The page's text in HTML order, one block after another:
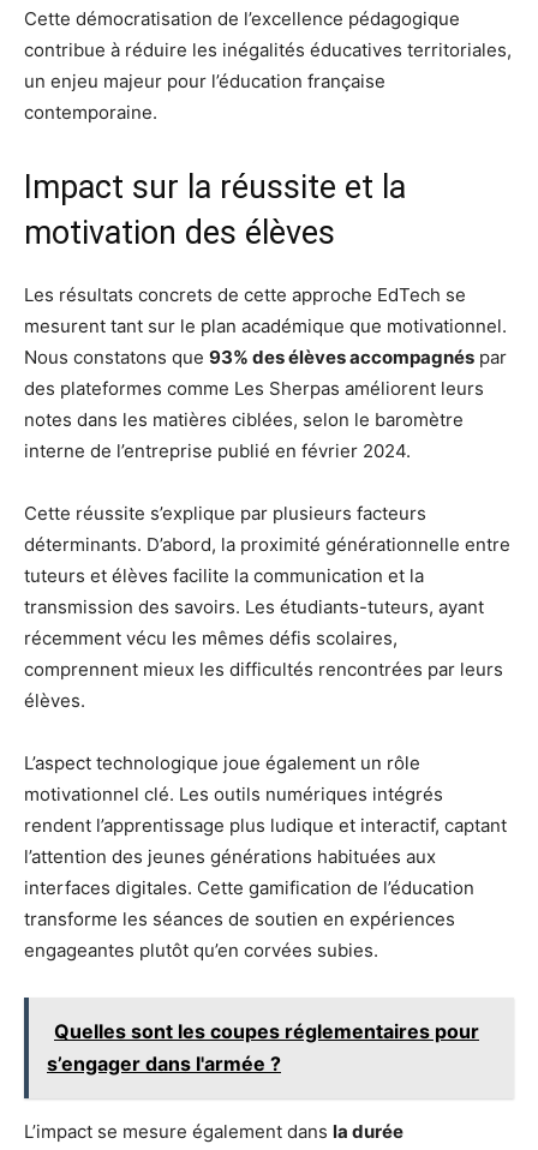
Cette démocratisation de l’excellence pédagogique
contribue à réduire les inégalités éducatives territoriales,
un enjeu majeur pour l’éducation française
contemporaine.
Impact sur la réussite et la
motivation des élèves
Les résultats concrets de cette approche EdTech se
mesurent tant sur le plan académique que motivationnel.
Nous constatons que 93% des élèves accompagnés par
des plateformes comme Les Sherpas améliorent leurs
notes dans les matières ciblées, selon le baromètre
interne de l’entreprise publié en février 2024.
Cette réussite s’explique par plusieurs facteurs
déterminants. D’abord, la proximité générationnelle entre
tuteurs et élèves facilite la communication et la
transmission des savoirs. Les étudiants-tuteurs, ayant
récemment vécu les mêmes défis scolaires,
comprennent mieux les difficultés rencontrées par leurs
élèves.
L’aspect technologique joue également un rôle
motivationnel clé. Les outils numériques intégrés
rendent l’apprentissage plus ludique et interactif, captant
l’attention des jeunes générations habituées aux
interfaces digitales. Cette gamification de l’éducation
transforme les séances de soutien en expériences
engageantes plutôt qu’en corvées subies.
Quelles sont les coupes réglementaires pour
s’engager dans l'armée ?
L’impact se mesure également dans la durée